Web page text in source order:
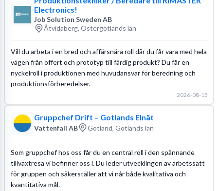
Electronics!
Job Solution Sweden AB
Åtvidaberg, Östergötlands län
Vill du arbeta i en bred och affärsnära roll där du får vara med hela
vägen från offert och prototyp till färdig produkt? Du får en
nyckelroll i produktionen med huvudansvar för beredning och
produktionsförberedelser.
2026-08-15
Gruppchef Drift – Gotlands Elnät
Vattenfall AB Gotland, Gotlands län
Som gruppchef hos oss får du en central roll i den spännande
tillväxtresa vi befinner oss i. Du leder utvecklingen av arbetssätt
för gruppen och säkerställer att vi når både kvalitativa och
kvantitativa mål.